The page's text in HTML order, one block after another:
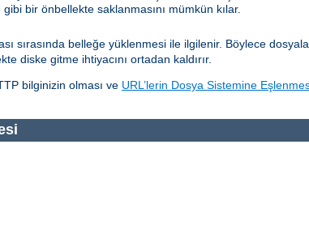
bir önbellekte saklanmasını mümkün kılar.
sırasında belleğe yüklenmesi ile ilgilenir. Böylece
diske gitme ihtiyacını ortadan kaldırır.
bilginizin olması ve URL’lerin Dosya Sistemine